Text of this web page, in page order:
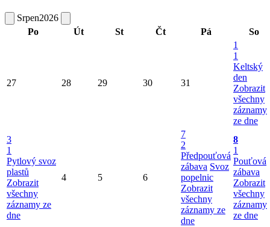
Srpen2026
Po
Út St Čt Pá So
27 28 29 30 31
1
1
Keltský
den
Zobrazit
všechny
záznamy
ze dne
3
1
Pytlový svoz
plastů
Zobrazit
všechny
záznamy ze
dne
4 5 6
7
2
Předpouťová
zábava Svoz
popelnic
Zobrazit
všechny
záznamy ze
dne
8
1
Pouťová
zábava
Zobrazit
všechny
záznamy
ze dne